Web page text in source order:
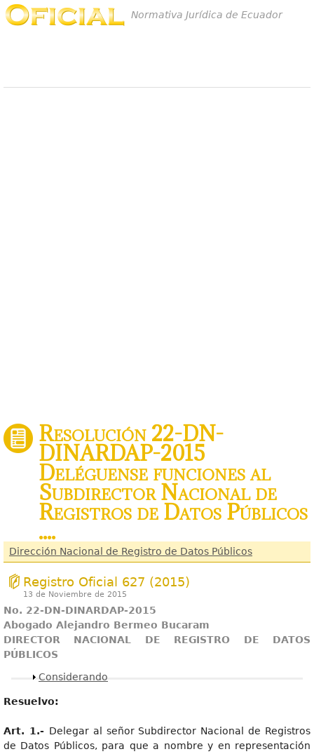
Normativa Jurídica de Ecuador
Resolución 22-DN-
DINARDAP-2015
Deléguense funciones al
Subdirector Nacional de
Registros de Datos Públicos
....
Dirección Nacional de Registro de Datos Públicos
Registro Oficial 627 (2015)
13 de Noviembre de 2015
No. 22-DN-DINARDAP-2015
Abogado Alejandro Bermeo Bucaram
DIRECTOR NACIONAL DE REGISTRO DE DATOS
PÚBLICOS
Mostrar
Considerando
Resuelvo:
Art. 1.- Delegar al señor Subdirector Nacional de Registros
de Datos Públicos, para que a nombre y en representación